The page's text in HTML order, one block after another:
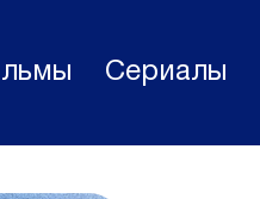
Сериалы